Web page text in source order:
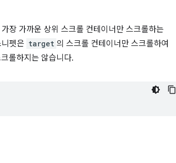
장 가까운 상위 스크롤 컨테이너만 스크롤하는
펫은 target 의 스크롤 컨테이너만 스크롤하여
롤하지는 않습니다.